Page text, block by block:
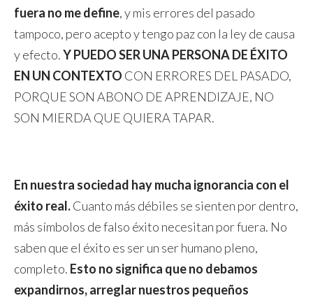
fuera no me define, y mis errores del pasado
tampoco, pero acepto y tengo paz con la ley de causa
y efecto.Y PUEDO SER UNA PERSONA DE ÉXITO
EN UN CONTEXTO CON ERRORES DEL PASADO,
PORQUE SON ABONO DE APRENDIZAJE, NO
SON MIERDA QUE QUIERA TAPAR.
En nuestra sociedad hay mucha ignorancia con el
éxito real.Cuanto más débiles se sienten por dentro,
más símbolos de falso éxito necesitan por fuera. No
saben que el éxito es ser un ser humano pleno,
completo. Esto no significa que no debamos
expandirnos, arreglar nuestros pequeños